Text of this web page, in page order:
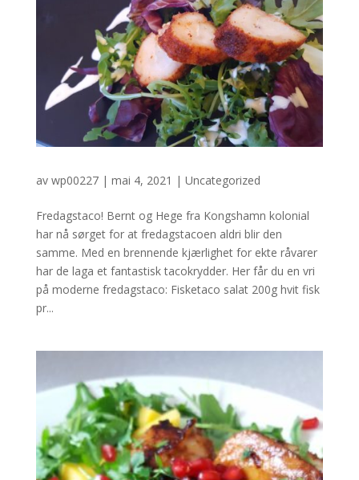
av wp00227| mai 4, 2021 | Uncategorized
Fredagstaco! Bernt og Hege fra Kongshamn kolonial
har nå sørget for at fredagstacoen aldri blir den
samme. Med en brennende kjærlighet for ekte råvarer
har de laga et fantastisk tacokrydder. Her får du en vri
på moderne fredagstaco: Fisketaco salat 200g hvit fisk
pr...